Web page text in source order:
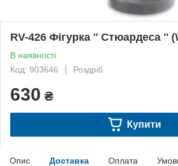
RV-426 Фігурка '' Стюардеса ''
В наявності
Код: 903646
Роздріб
630 ₴
Купити
Опис Доставка Оплата